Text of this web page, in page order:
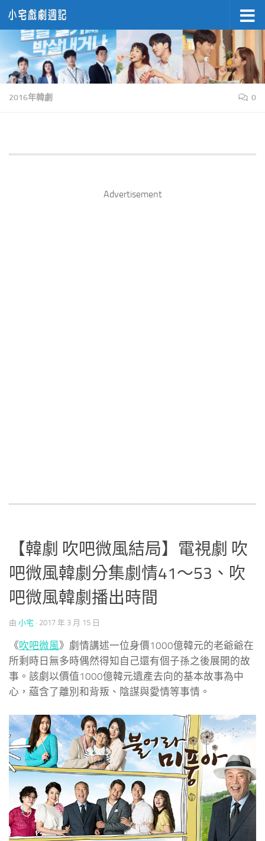
Skip to content
2016年韓劇 0
Advertisement
【韓劇 吹吧微風結局】電視劇 吹
吧微風韓劇分集劇情41～53、吹
吧微風韓劇播出時間
由 小宅 · 2017 年 3 月 15 日
《吹吧微風》劇情講述一位身價1000億韓元的老爺爺在
所剩時日無多時偶然得知自己還有個子孫之後展開的故
事。該劇以價值1000億韓元遺產去向的基本故事為中
心，藴含了離別和背叛、陰謀與愛情等事情。